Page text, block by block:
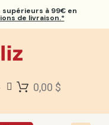
à 99€ en
de livraison.*
0,00 $